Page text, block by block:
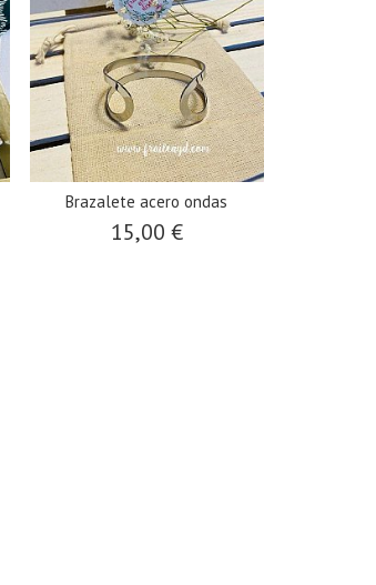
Brazalete acero ondas
15,00 €